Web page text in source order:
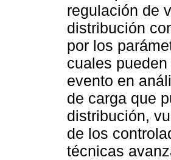
regulación de
distribución
por los
cuales
evento en
de carga que
distribución,
de los
técnicas